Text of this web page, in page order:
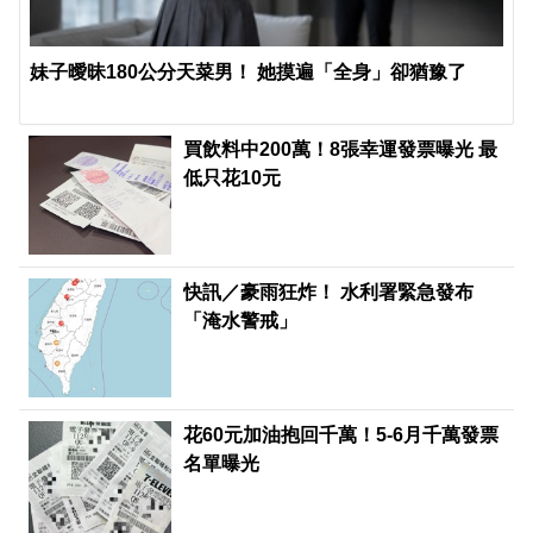
妹子曖昧180公分天菜男！ 她摸遍「全身」卻猶豫了
買飲料中200萬！8張幸運發票曝光 最
低只花10元
快訊／豪雨狂炸！ 水利署緊急發布
「淹水警戒」
花60元加油抱回千萬！5-6月千萬發票
名單曝光